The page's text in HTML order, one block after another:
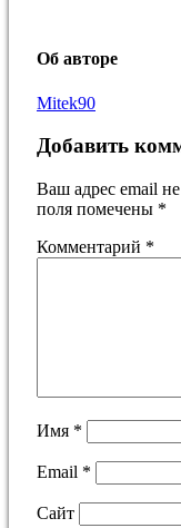
Об авторе
Mitek90
Добавить
Ваш адрес email
поля помечены *
Комментарий *
Имя *
Email *
Сайт